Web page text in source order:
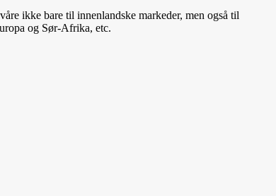
ikke bare til innenlandske markeder, men også til
og Sør-Afrika, etc.